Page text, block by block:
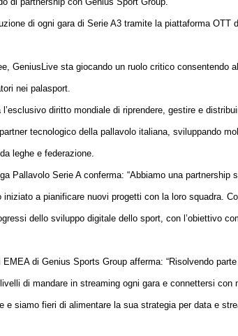
di ogni gara di Serie A3 tramite la piattaforma OTT
GeniusLive sta giocando un ruolo critico consentendo
nei palasport.
diritto mondiale di riprendere, gestire e
tecnologico della pallavolo italiana, sviluppando
leghe e federazione.
Pallavolo Serie A conferma: “Abbiamo una partnership
a pianificare nuovi progetti con la loro squadra.
dello sviluppo digitale dello sport, con l’obiettivo
di Genius Sports Group afferma: “Risolvendo
di mandare in streaming ogni gara e connettersi con
e siamo fieri di alimentare la sua strategia per data e